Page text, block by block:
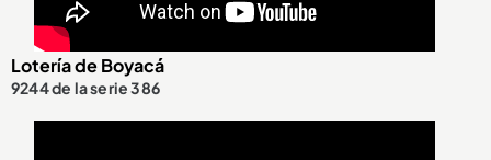
Lotería de Boyacá
9244 de la serie 386